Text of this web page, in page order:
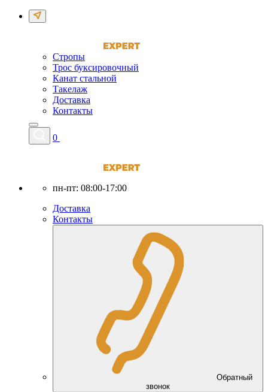
Стропы
Трос буксировочный
Канат стальной
Такелаж
Доставка
Контакты
0
пн-пт: 08:00-17:00
Доставка
Контакты
Обратный
звонок